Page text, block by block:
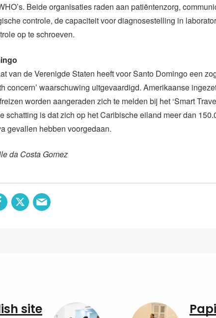
Beide organisaties raden aan patiëntenzorg,
controle, de capaciteit voor diagnosestelling in
op te schroeven.
van de Verenigde Staten heeft voor Santo Domingo een
concern’ waarschuwing uitgevaardigd. Amerikaanse
worden aangeraden zich te melden bij het ‘Smart
schatting is dat zich op het Caribische eiland meer dan
gevallen hebben voorgedaan.
da Costa Gomez
site